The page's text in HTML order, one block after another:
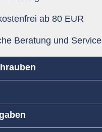
ab 80 EUR
Beratung und Service